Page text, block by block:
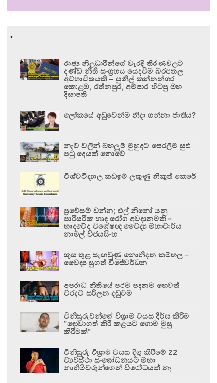
.
රාජ්‍ය නිලධාරීන්ගේ වැරදි තීරණවලට
දණ්ඩ නීති සංග්‍රහය යෙදවීම බරපතල
අවභාවිතයකි – සුනිල් කන්නන්ගර
කොළඹ, රත්නපුර, අම්පාර හිටපු මහ
දිසාපති
ලෝකයේ අඩුවෙන්ම නිදා ගන්නා ජාතිය?
නැව් වලින් බහලුම් මුහුදට පෙරලීම සුළු
පටු දෙයක් නොවේ
විශ්වවිද්‍යාල කඩඉම් ලකුණු නිකුත් කෙරේ
ප්‍රවේසම් වන්න; එල් නිනෝ යනු
පාරිසරික හෘද රෝග අවදානමකි –
හෘදවේද විශේෂඥ වෛද්‍ය මහාචාර්ය
නාමල් විජයසිංහ
කුස තුළ සැඟවුණු නොනිදන කම්හල –
වෛද්‍ය සුගත් විජේවර්ධන
අපරාධ නීතියේ පරම පදනම හෙවත්
වරදට සරිලන දඬුවම
විනිසුරුවන්ගේ විශ්‍රාම වයස දීර්ඝ කිරීම
“දොවාගත් කිරි කළයට ගොම මුසු
කිරීමක්”
විනිසුරු විශ්‍රාම වයස දිගු කිරීමේ 22
ව්‍යවස්ථා සංශෝධනයට මහා
නාහිමිවරුන්ගෙන් විරෝධයක් නෑ